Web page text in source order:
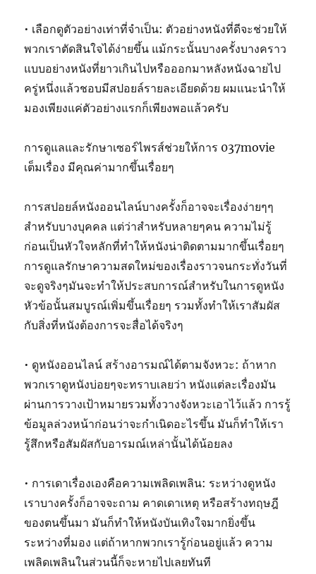
• เลือกดูตัวอย่างเท่าที่จำเป็น: ตัวอย่างหนังที่ดีจะช่วยให้
พวกเราตัดสินใจได้ง่ายขึ้น แม้กระนั้นบางครั้งบางคราว
แบบอย่างหนังที่ยาวเกินไปหรือออกมาหลังหนังฉายไป
ครู่หนึ่งแล้วชอบมีสปอยล์รายละเอียดด้วย ผมแนะนำให้
มองเพียงแค่ตัวอย่างแรกก็เพียงพอแล้วครับ
การดูแลและรักษาเซอร์ไพรส์ช่วยให้การ 037movie
เต็มเรื่อง มีคุณค่ามากขึ้นเรื่อยๆ
การสปอยล์หนังออนไลน์บางครั้งก็อาจจะเรื่องง่ายๆๆ
สำหรับบางบุคคล แต่ว่าสำหรับหลายๆคน ความไม่รู้
ก่อนเป็นหัวใจหลักที่ทำให้หนังน่าติดตามมากขึ้นเรื่อยๆ
การดูแลรักษาความสดใหม่ของเรื่องราวจนกระทั่งวันที่
จะดูจริงๆมันจะทำให้ประสบการณ์สำหรับในการดูหนัง
หัวข้อนั้นสมบูรณ์เพิ่มขึ้นเรื่อยๆ รวมทั้งทำให้เราสัมผัส
กับสิ่งที่หนังต้องการจะสื่อได้จริงๆ
• ดูหนังออนไลน์ สร้างอารมณ์ได้ตามจังหวะ: ถ้าหาก
พวกเราดูหนังบ่อยๆจะทราบเลยว่า หนังแต่ละเรื่องมัน
ผ่านการวางเป้าหมายรวมทั้งวางจังหวะเอาไว้แล้ว การรู้
ข้อมูลล่วงหน้าก่อนว่าจะกำเนิดอะไรขึ้น มันก็ทำให้เรา
รู้สึกหรือสัมผัสกับอารมณ์เหล่านั้นได้น้อยลง
• การเดาเรื่องเองคือความเพลิดเพลิน: ระหว่างดูหนัง
เราบางครั้งก็อาจจะถาม คาดเดาเหตุ หรือสร้างทฤษฎี
ของตนขึ้นมา มันก็ทำให้หนังบันเทิงใจมากยิ่งขึ้น
ระหว่างที่มอง แต่ถ้าหากพวกเรารู้ก่อนอยู่แล้ว ความ
เพลิดเพลินในส่วนนี้ก็จะหายไปเลยทันที